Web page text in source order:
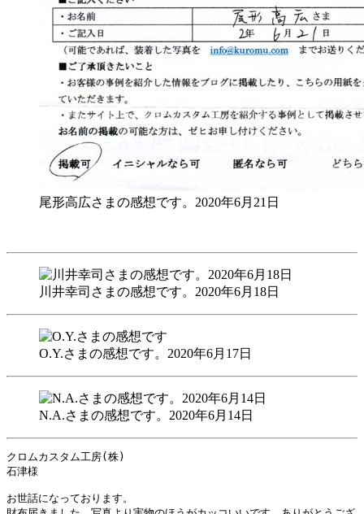
尾形高広さまの感想です。2020年6月21日
川井幸司さまの感想です。2020年6月18日
O.Y.さまの感想です。2020年6月17日
N.A.さまの感想です。2020年6月14日
クロムカスタム工房(株)
石津様
お世話になっております。